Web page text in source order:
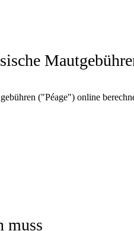
("Péage") online
muss